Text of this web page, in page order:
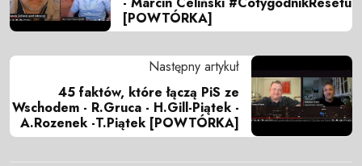
[POWTÓRKA]
Następny artykuł
45 faktów, które łączą PiS ze
Wschodem - R.Gruca - H.Gill-Piątek -
A.Rozenek -T.Piątek [POWTÓRKA]